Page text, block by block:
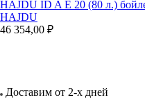
HAJDU ID A E 20 (80 л.)
HAJDU
46 354,00 ₽
Доставим от 2-х дней